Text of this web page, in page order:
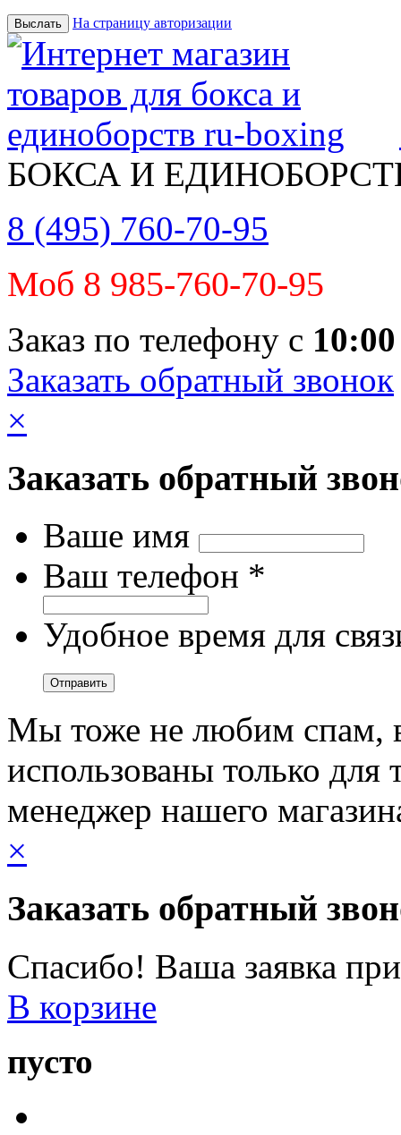
На страницу авторизации
БОКСА И
8 (495) 760-70-95
Моб 8 985-760-70-95
Заказ по телефону с 10:00
Заказать обратный звонок
×
Заказать обратный
Ваше имя
Ваш телефон *
Удобное время для
Мы тоже не любим спам,
использованы только для
менеджер нашего
×
Заказать обратный
Спасибо! Ваша заявка
В корзине
пусто